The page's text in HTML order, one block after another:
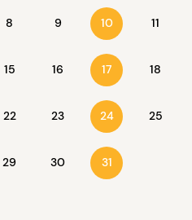
8 9 10 11
15 16 17 18
22 23 24 25
29 30 31